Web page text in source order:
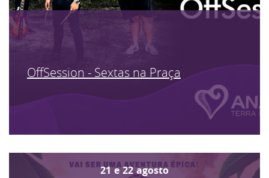
OffSession - Sextas na Praça
21 e 22 agosto